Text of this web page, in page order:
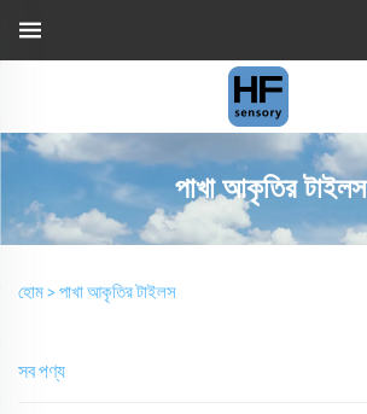
পাখা আকৃতির টাইলস
হোম >পাখা আকৃতির টাইলস
সব পণ্য